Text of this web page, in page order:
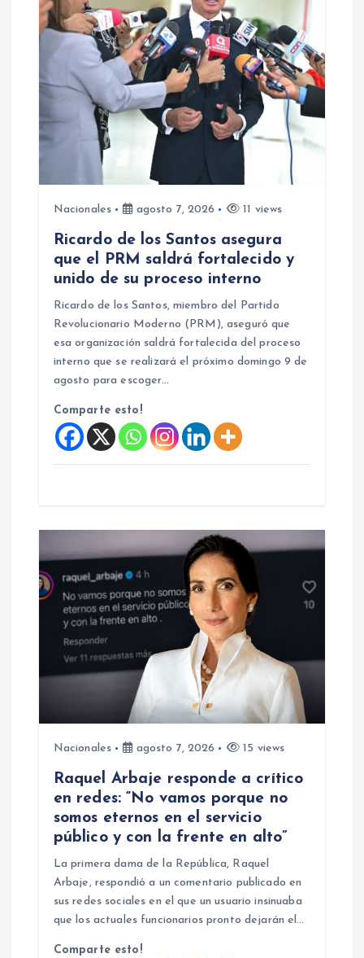
d
e
e
n
Nacionales agosto 7, 2026 11 views
Ricardo de los Santos asegura
que el PRM saldrá fortalecido y
unido de su proceso interno
Ricardo de los Santos, miembro del Partido
Revolucionario Moderno (PRM), aseguró que
esa organización saldrá fortalecida del proceso
interno que se realizará el próximo domingo 9 de
agosto para escoger…
Comparte esto!
Nacionales agosto 7, 2026 15 views
Raquel Arbaje responde a crítico
en redes: “No vamos porque no
somos eternos en el servicio
público y con la frente en alto”
La primera dama de la República, Raquel
Arbaje, respondió a un comentario publicado en
sus redes sociales en el que un usuario insinuaba
que los actuales funcionarios pronto dejarán el…
Comparte esto!